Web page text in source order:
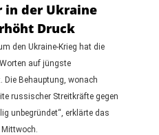
in der Ukraine
Druck
den Ukraine-Krieg hat die
auf jüngste
Die Behauptung, wonach
russischer Streitkräfte gegen
unbegründet“, erklärte das